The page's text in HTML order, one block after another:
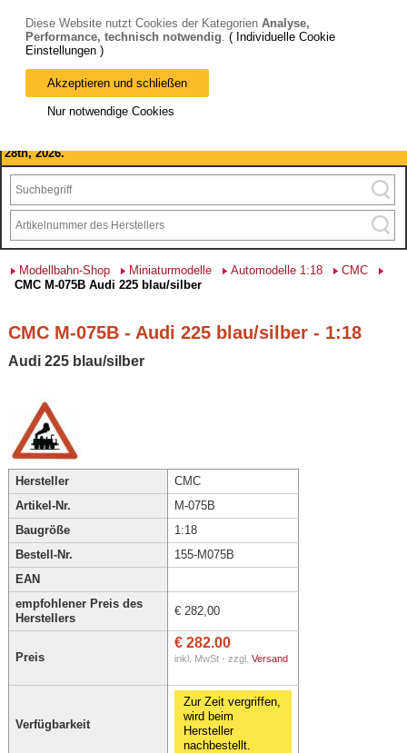
Bitte beachten Sie: wir machen Betriebsferien, vom 03. bis 28.
August 2026 haben wir geschlossen.
28th, 2026.
Modellbahn-Shop Miniaturmodelle Automodelle 1:18
CMC
CMC M-075B Audi 225 blau/silber
CMC M-075B - Audi 225 blau/silber - 1:18
Audi 225 blau/silber
Hersteller
CMC
Artikel-Nr.
M-075B
Baugröße
1:18
Bestell-Nr.
155-M075B
EAN
empfohlener Preis des
Herstellers
€ 282,00
Preis
€ 282.00
inkl. MwSt - zzgl. Versand
Verfügbarkeit
Zur Zeit vergriffen,
wird beim
Hersteller
nachbestellt.
Diese Website nutzt Cookies der Kategorien Analyse,
Performance, technisch notwendig. ( Individuelle Cookie
Einstellungen )
Akzeptieren und schließen
Nur notwendige Cookies